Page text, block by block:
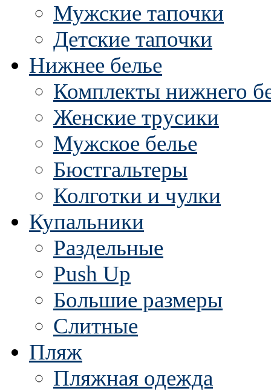
Мужские тапочки
Детские тапочки
Нижнее белье
Комплекты нижнего
Женские трусики
Мужское белье
Бюстгальтеры
Колготки и чулки
Купальники
Раздельные
Push Up
Большие размеры
Слитные
Пляж
Пляжная одежда